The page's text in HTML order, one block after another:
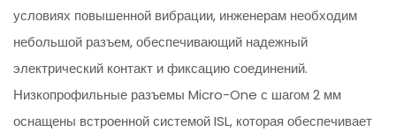
условиях повышенной вибрации, инженерам необходим
небольшой разъем, обеспечивающий надежный
электрический контакт и фиксацию соединений.
Низкопрофильные разъемы Micro-One с шагом 2 мм
оснащены встроенной системой ISL, которая обеспечивает